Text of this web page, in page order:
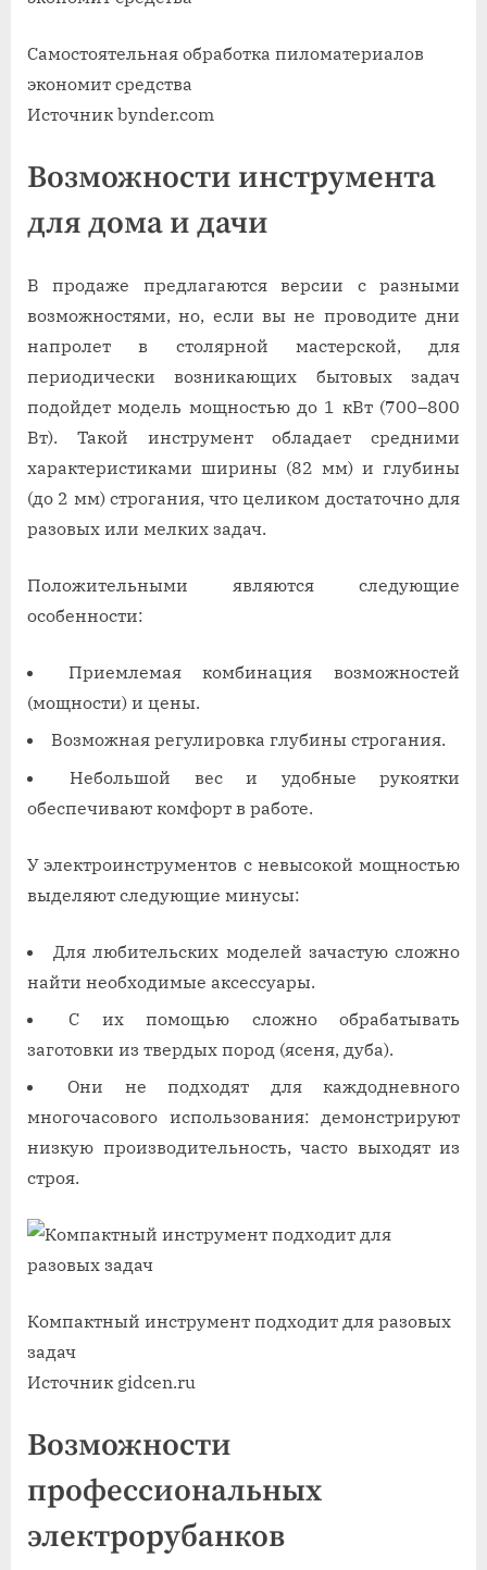
Самостоятельная обработка пиломатериалов
экономит средства
Источник bynder.com
Возможности инструмента
для дома и дачи
В продаже предлагаются версии с разными
возможностями, но, если вы не проводите дни
напролет в столярной мастерской, для
периодически возникающих бытовых задач
подойдет модель мощностью до 1 кВт (700–800
Вт). Такой инструмент обладает средними
характеристиками ширины (82 мм) и глубины
(до 2 мм) строгания, что целиком достаточно для
разовых или мелких задач.
Положительными являются следующие
особенности:
Приемлемая комбинация возможностей
(мощности) и цены.
Возможная регулировка глубины строгания.
Небольшой вес и удобные рукоятки
обеспечивают комфорт в работе.
У электроинструментов с невысокой мощностью
выделяют следующие минусы:
Для любительских моделей зачастую сложно
найти необходимые аксессуары.
С их помощью сложно обрабатывать
заготовки из твердых пород (ясеня, дуба).
Они не подходят для каждодневного
многочасового использования: демонстрируют
низкую производительность, часто выходят из
строя.
Компактный инструмент подходит для разовых
задач
Источник gidcen.ru
Возможности
профессиональных
электрорубанков